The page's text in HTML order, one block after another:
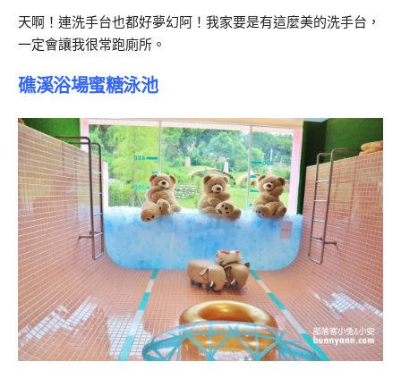
天啊！連洗手台也都好夢幻阿！我家要是有這麼美的洗手台，
一定會讓我很常跑廁所。
礁溪浴場蜜糖泳池